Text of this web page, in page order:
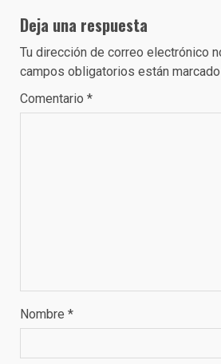
Deja una respuesta
Tu dirección de correo electrónico
campos obligatorios están
Comentario *
Nombre *